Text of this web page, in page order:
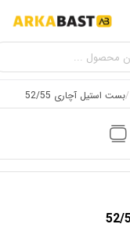
/بست استیل آچاری 52/55